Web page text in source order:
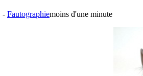
- Fautographiemoins d'une minute